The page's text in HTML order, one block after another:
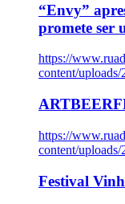
“Envy”
promete ser
https://
content/
https://
content/
Festival